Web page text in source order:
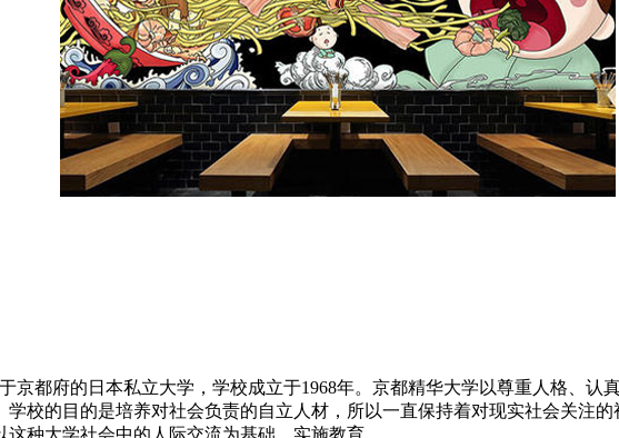
京都府的日本私立大学，学校成立于1968年。京都精华大学以尊重人格、
校的目的是培养对社会负责的自立人材，所以一直保持着对现实社会关注
种大学社会中的人际交流为基础，实施教育。